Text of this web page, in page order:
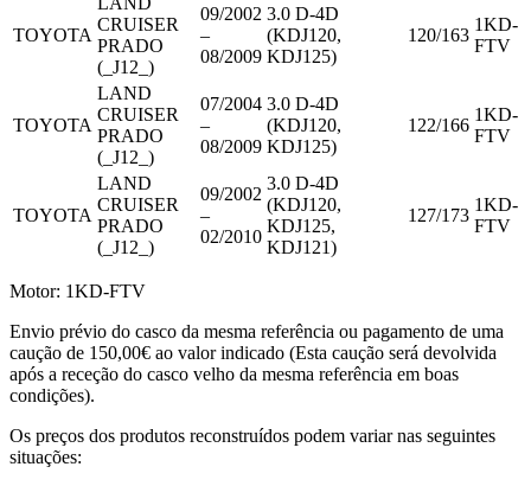
TOYOTA
CRUISER
PRADO
(_J12_)
09/2002
–
08/2009
3.0 D-4D
(KDJ120,
KDJ125)
120/163
1KD-
FTV
TOYOTA
LAND
CRUISER
PRADO
(_J12_)
07/2004
–
08/2009
3.0 D-4D
(KDJ120,
KDJ125)
122/166
1KD-
FTV
TOYOTA
LAND
CRUISER
PRADO
(_J12_)
09/2002
–
02/2010
3.0 D-4D
(KDJ120,
KDJ125,
KDJ121)
127/173
1KD-
FTV
Motor: 1KD-FTV
Envio prévio do casco da mesma referência ou pagamento de uma
caução de 150,00€ ao valor indicado (Esta caução será devolvida
após a receção do casco velho da mesma referência em boas
condições).
Os preços dos produtos reconstruídos podem variar nas seguintes
situações: